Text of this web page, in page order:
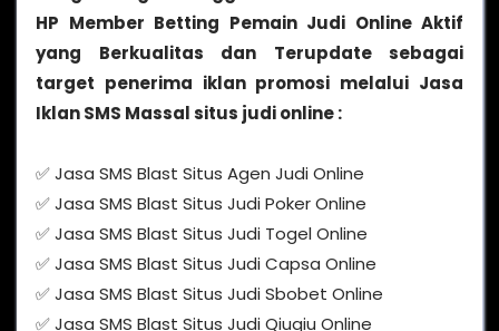
HP Member Betting Pemain Judi Online Aktif
yang Berkualitas dan Terupdate sebagai
target penerima iklan promosi melalui Jasa
Iklan SMS Massal situs judi online :
✅ Jasa SMS Blast Situs Agen Judi Online
✅ Jasa SMS Blast Situs Judi Poker Online
✅ Jasa SMS Blast Situs Judi Togel Online
✅ Jasa SMS Blast Situs Judi Capsa Online
✅ Jasa SMS Blast Situs Judi Sbobet Online
✅ Jasa SMS Blast Situs Judi Qiuqiu Online